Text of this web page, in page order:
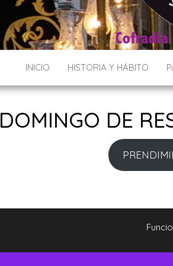
INICIO HISTORIA Y HÁBITO
DOMINGO DE